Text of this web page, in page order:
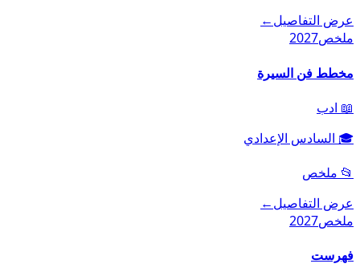
عرض التفاصيل←
ملخص2027
مخطط فن السيرة
📖 ادب
🎓 السادس الإعدادي
📂 ملخص
عرض التفاصيل←
ملخص2027
فهرست